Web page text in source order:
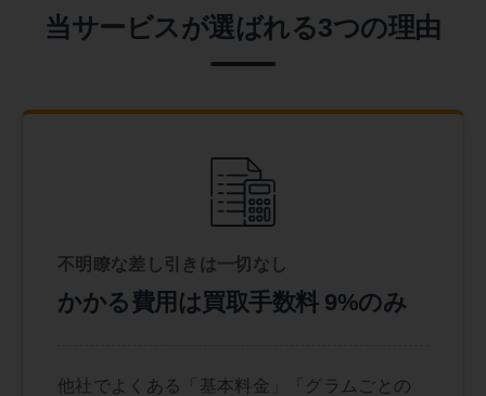
当サービスが選ばれる3つの理由
不明瞭な差し引きは一切なし
かかる費用は買取手数料 9%のみ
他社でよくある「基本料金」「グラムごとの